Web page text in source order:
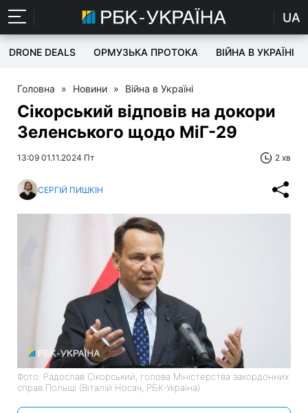
UA
DRONE DEALS ОРМУЗЬКА ПРОТОКА ВІЙНА В УКРАЇНІ
Головна » Новини » Війна в Україні
Сікорський відповів на докори
Зеленського щодо МіГ-29
13:09 01.11.2024 Пт 2 хв
СЕРГІЙ ПИШКІН
Фото: Радослав Сікорський, голова Міністерства закордонних
справ Польщі (Віталій Носач, РБК-Україна)